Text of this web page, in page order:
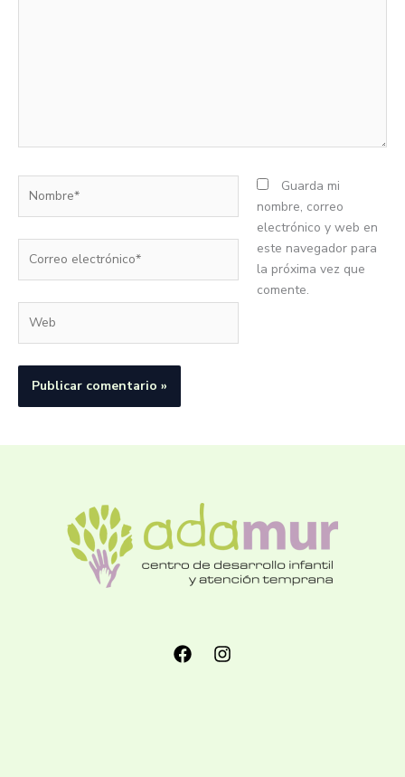
electrónico*
Guarda mi
nombre, correo
electrónico y web en
este navegador para
la próxima vez que
comente.